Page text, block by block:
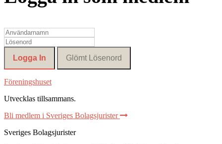
Föreningshuset
Utvecklas tillsammans.
Bli medlem i Sveriges Bolagsjurister
Sveriges Bolagsjurister